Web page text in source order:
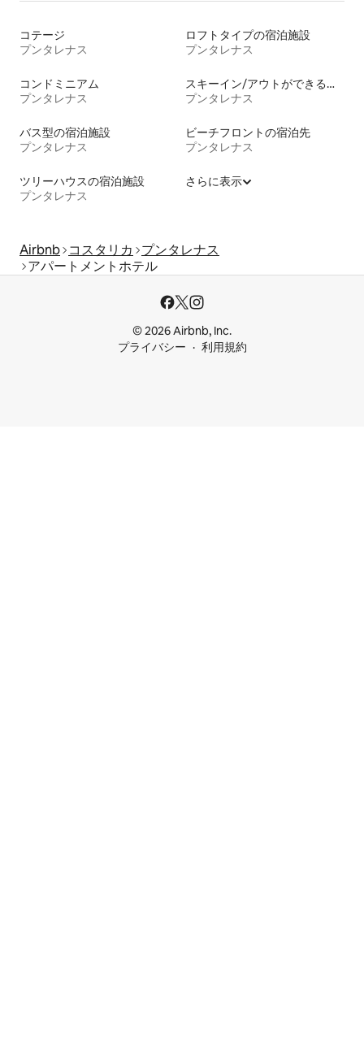
コテージ
プンタレナス
ロフトタイプの宿泊施設
プンタレナス
コンドミニアム
プンタレナス
スキーイン/アウトができる宿泊先
プンタレナス
バス型の宿泊施設
プンタレナス
ビーチフロントの宿泊先
プンタレナス
ツリーハウスの宿泊施設
プンタレナス
さらに表示
Airbnb コスタリカ
プンタレナス
アパートメントホテル
© 2026 Airbnb, Inc.
プライバシー
利用規約